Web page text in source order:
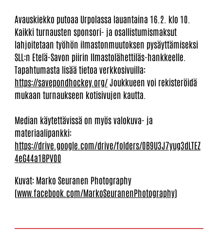
Avauskiekko putoaa Urpolassa lauantaina 16.2. klo 10.
Kaikki turnausten sponsori- ja osallistumismaksut
lahjoitetaan työhön ilmastonmuutoksen pysäyttämiseksi
SLL:n Etelä-Savon piirin Ilmastolähettiläs-hankkeelle.
Tapahtumasta lisää tietoa verkkosivuilla:
https://savepondhockey.org/Joukkueen voi rekisteröidä
mukaan turnaukseen kotisivujen kautta.
Median käytettävissä on myös valokuva- ja
materiaalipankki:
https://drive.google.com/drive/folders/0B9U3J7yug3dLTEZ
4eG44a1BPV00
Kuvat: Marko Seuranen Photography
(www.facebook.com/MarkoSeuranenPhotography)